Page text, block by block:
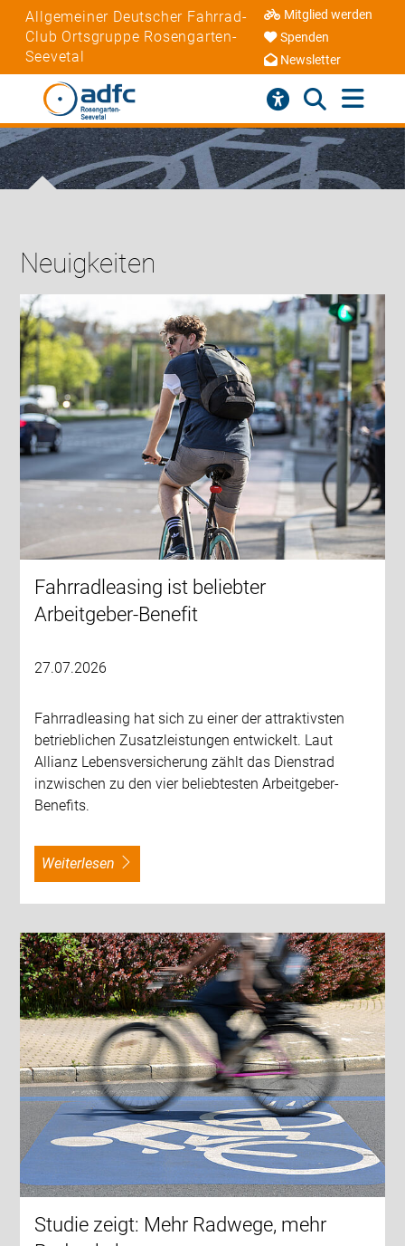
Allgemeiner Deutscher Fahrrad-
Club Ortsgruppe Rosengarten-
Seevetal
Mitglied werden
Spenden
Newsletter
Neuigkeiten
Fahrradleasing ist beliebter
Arbeitgeber-Benefit
27.07.2026
Fahrradleasing hat sich zu einer der attraktivsten
betrieblichen Zusatzleistungen entwickelt. Laut
Allianz Lebensversicherung zählt das Dienstrad
inzwischen zu den vier beliebtesten Arbeitgeber-
Benefits.
weiterlesen
Studie zeigt: Mehr Radwege, mehr